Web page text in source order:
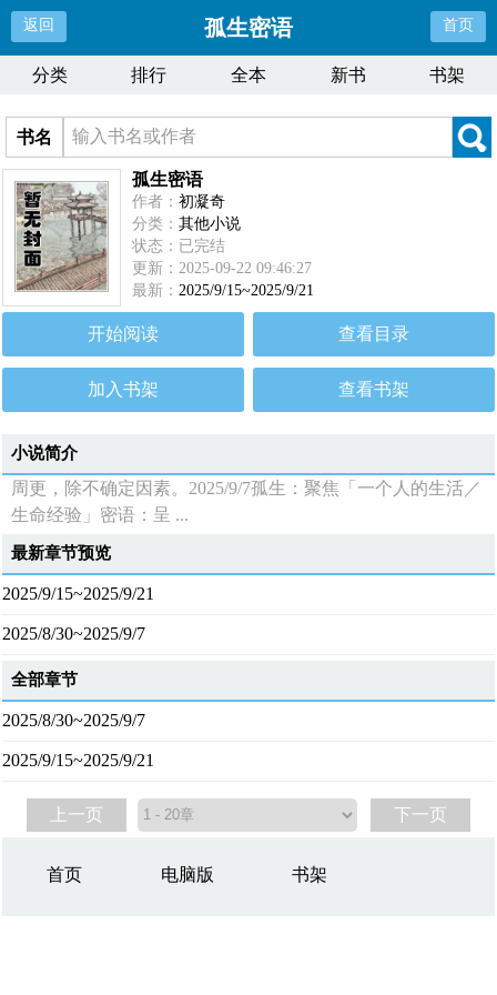
返回 孤生密语 首页
分类 排行 全本 新书 书架
书名
孤生密语
作者：初凝奇
分类：其他小说
状态：已完结
更新：2025-09-22 09:46:27
最新：2025/9/15~2025/9/21
开始阅读 查看目录
加入书架 查看书架
小说简介
周更，除不确定因素。2025/9/7孤生：聚焦「一个人的生活／
生命经验」密语：呈 ...
最新章节预览
2025/9/15~2025/9/21
2025/8/30~2025/9/7
全部章节
2025/8/30~2025/9/7
2025/9/15~2025/9/21
上一页 下一页
首页 电脑版 书架